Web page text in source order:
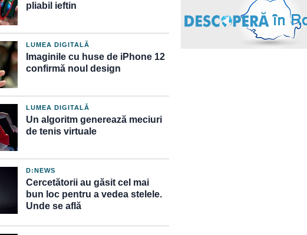
pliabil ieftin
LUMEA DIGITALĂ
Imaginile cu huse de iPhone 12
confirmă noul design
LUMEA DIGITALĂ
Un algoritm generează meciuri
de tenis virtuale
D:NEWS
Cercetătorii au găsit cel mai
bun loc pentru a vedea stelele.
Unde se află